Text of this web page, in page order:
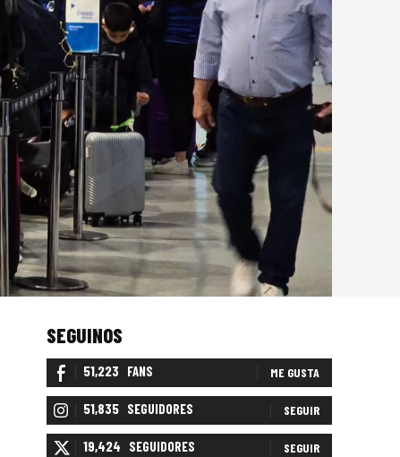
SEGUINOS
51,223 FANS ME GUSTA
51,835 SEGUIDORES SEGUIR
19,424 SEGUIDORES SEGUIR